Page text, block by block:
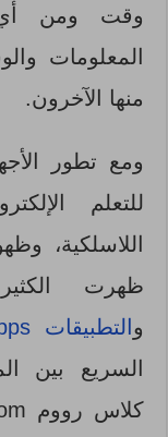
وقت ومن أي
المعلومات
منها الآخرون.
ومع تطور
للتعلم
و التطبيقات Apps
السريع بين